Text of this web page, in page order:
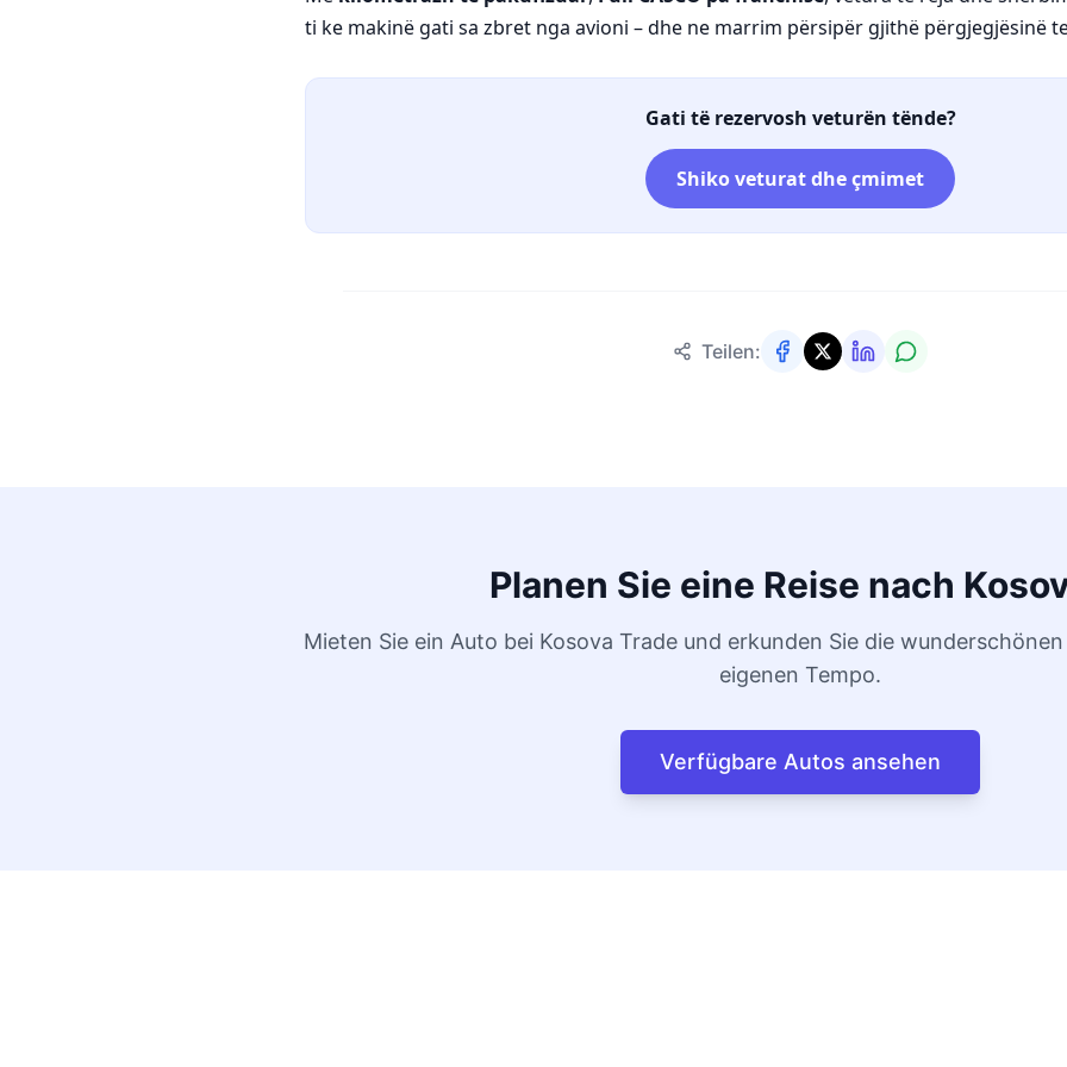
ti ke makinë gati sa zbret nga avioni – dhe ne marrim përsipër gjithë përgjegjësinë
Gati të rezervosh veturën tënde?
Shiko veturat dhe çmimet
Teilen:
Planen Sie eine Reise nach
Mieten Sie ein Auto bei Kosova Trade und erkunden Sie die
eigenen Tempo.
Verfügbare Autos ansehen